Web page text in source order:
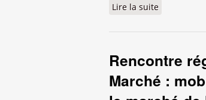
Lire la suite
Rencontre
Marché :